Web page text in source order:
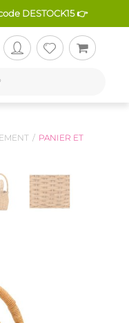
DESTOCK15 👉
PANIER ET